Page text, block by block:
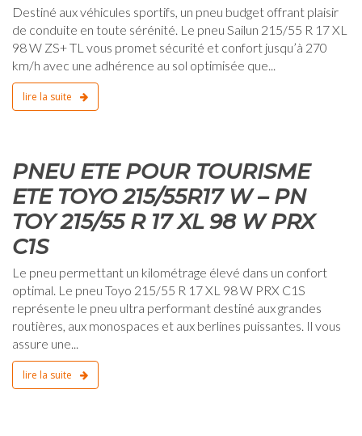
Destiné aux véhicules sportifs, un pneu budget offrant plaisir
de conduite en toute sérénité. Le pneu Sailun 215/55 R 17 XL
98 W ZS+ TL vous promet sécurité et confort jusqu’à 270
km/h avec une adhérence au sol optimisée que...
lire la suite
PNEU ETE POUR TOURISME
ETE TOYO 215/55R17 W – PN
TOY 215/55 R 17 XL 98 W PRX
C1S
Le pneu permettant un kilométrage élevé dans un confort
optimal. Le pneu Toyo 215/55 R 17 XL 98 W PRX C1S
représente le pneu ultra performant destiné aux grandes
routières, aux monospaces et aux berlines puissantes. Il vous
assure une...
lire la suite